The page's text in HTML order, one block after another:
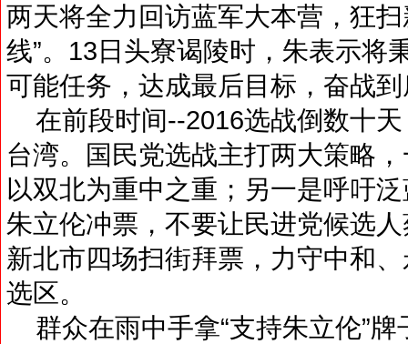
两天将全力回访蓝军大本营，狂
线”。13日头寮谒陵时，朱表示将
可能任务，达成最后目标，奋战
在前段时间--2016选战倒数十
台湾。国民党选战主打两大策略
以双北为重中之重；另一是呼吁
朱立伦冲票，不要让民进党候选
新北市四场扫街拜票，力守中和
选区。
群众在雨中手拿“支持朱立伦”